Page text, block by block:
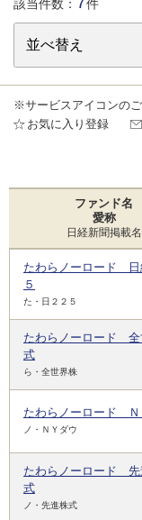
該当件数： 件
※サービスアイコンのご
お気に入り登録
ファンド名
愛称
日経新聞掲載名
たわらノーロード 日
５
た・日２２５
たわらノーロード 全
式
ら・全世界株
たわらノーロード Ｎ
ノ・ＮＹダウ
たわらノーロード 先
式
ノ・先進株式